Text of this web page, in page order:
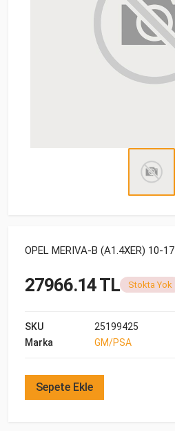
OPEL MERIVA-B (A1.4XER) 10-17
27966.14 TL Stokta Yok
SKU
25199425
Marka
GM/PSA
Sepete Ekle